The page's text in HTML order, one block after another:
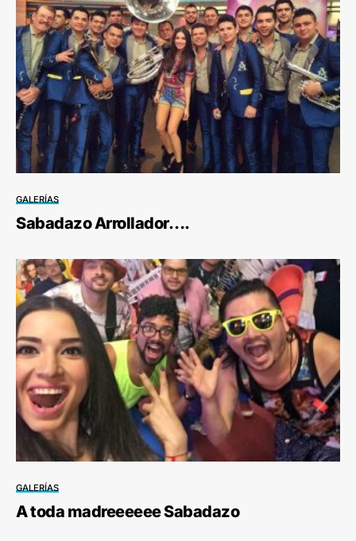
GALERÍAS
Sabadazo Arrollador….
GALERÍAS
A toda madreeeeee Sabadazo